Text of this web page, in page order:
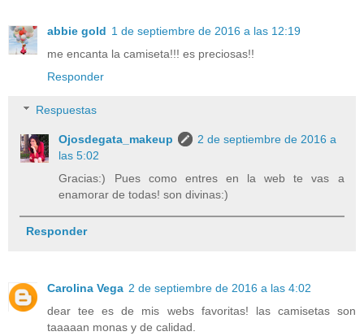
abbie gold 1 de septiembre de 2016 a las 12:19
me encanta la camiseta!!! es preciosas!!
Responder
Respuestas
Ojosdegata_makeup
2 de septiembre de 2016 a
las 5:02
Gracias:) Pues como entres en la web te vas a
enamorar de todas! son divinas:)
Responder
Carolina Vega 2 de septiembre de 2016 a las 4:02
dear tee es de mis webs favoritas! las camisetas son
taaaaan monas y de calidad.